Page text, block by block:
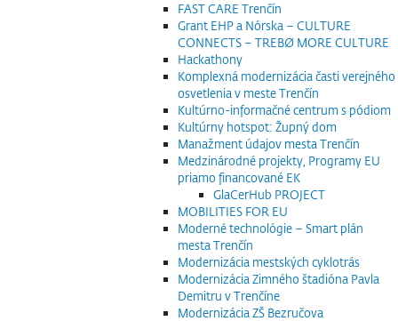
FAST CARE Trenčín
Grant EHP a Nórska – CULTURE
CONNECTS – TREBØ MORE CULTURE
Hackathony
Komplexná modernizácia časti verejného
osvetlenia v meste Trenčín
Kultúrno-informačné centrum s pódiom
Kultúrny hotspot: Župný dom
Manažment údajov mesta Trenčín
Medzinárodné projekty, Programy EU
priamo financované EK
GlaCerHub PROJECT
MOBILITIES FOR EU
Moderné technológie – Smart plán
mesta Trenčín
Modernizácia mestských cyklotrás
Modernizácia Zimného štadióna Pavla
Demitru v Trenčíne
Modernizácia ZŠ Bezručova